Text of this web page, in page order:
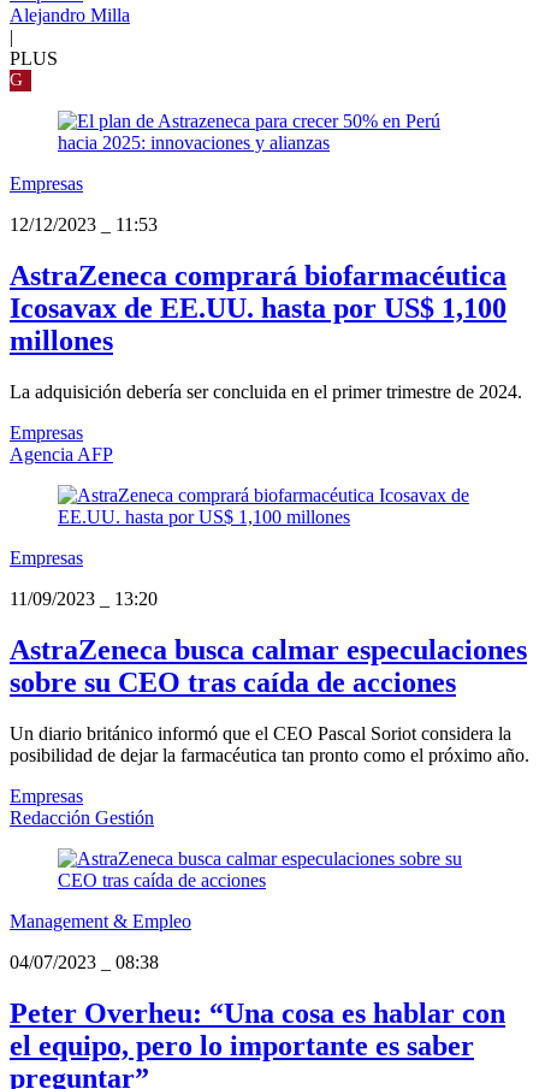
Alejandro Milla
|
PLUS
G
Empresas
12/12/2023
11:53
AstraZeneca comprará biofarmacéutica
Icosavax de EE.UU. hasta por US$ 1,100
millones
La adquisición debería ser concluida en el primer trimestre de 2024.
Empresas
Agencia AFP
Empresas
11/09/2023
13:20
AstraZeneca busca calmar especulaciones
sobre su CEO tras caída de acciones
Un diario británico informó que el CEO Pascal Soriot considera la
posibilidad de dejar la farmacéutica tan pronto como el próximo año.
Empresas
Redacción Gestión
Management & Empleo
04/07/2023
08:38
Peter Overheu: “Una cosa es hablar con
el equipo, pero lo importante es saber
preguntar”